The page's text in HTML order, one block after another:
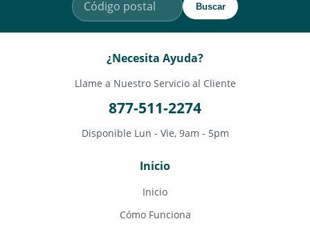
Buscar
¿Necesita Ayuda?
Llame a Nuestro Servicio al Cliente
877-511-2274
Disponible Lun - Vie, 9am - 5pm
Inicio
Inicio
Cómo Funciona